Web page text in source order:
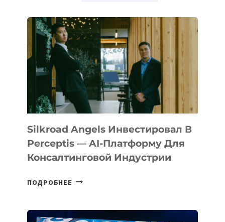
Silkroad Angels Инвестировал В
Perceptis — AI-Платформу Для
Консалтинговой Индустрии
ПОДРОБНЕЕ SILKROAD
В